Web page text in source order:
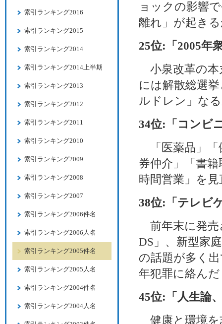
ョックの影響
離れ」が起き
25位:「2005年
小泉改革の本
には解散総選
ルドレン」な
34位:「コンビ
「医薬品」「
券仲介」「書
時間営業」を
38位:「テレビ
前年末に発売
DS」、新型家
の話題が多く
年犯罪に絡ん
45位:「人生論
健康と環境を
索引ランキング2016
索引ランキング2015
索引ランキング2014
索引ランキング2014上半期
索引ランキング2013
索引ランキング2012
索引ランキング2011
索引ランキング2010
索引ランキング2009
索引ランキング2008
索引ランキング2007
索引ランキング2006件名
索引ランキング2006人名
索引ランキング2005件名
索引ランキング2005人名
索引ランキング2004件名
索引ランキング2004人名